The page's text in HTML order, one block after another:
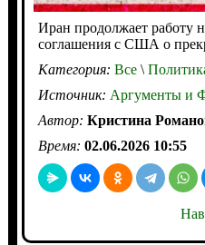
Иран продолжает работу
соглашения с США о
Категория: Все\
Источник: Аргументы и
Автор: Кристина
Время: 02.06.2026 10:55